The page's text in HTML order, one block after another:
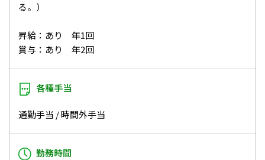
る。）
昇給：あり 年1回
賞与：あり 年2回
各種手当
通勤手当 / 時間外手当
勤務時間